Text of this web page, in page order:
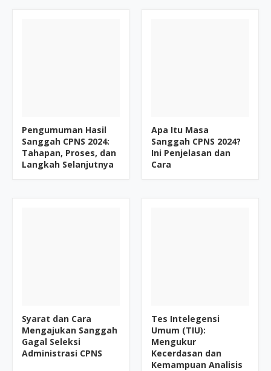
Pengumuman Hasil
Sanggah CPNS 2024:
Tahapan, Proses, dan
Langkah Selanjutnya
Apa Itu Masa
Sanggah CPNS 2024?
Ini Penjelasan dan
Cara
Syarat dan Cara
Mengajukan Sanggah
Gagal Seleksi
Administrasi CPNS
Tes Intelegensi
Umum (TIU):
Mengukur
Kecerdasan dan
Kemampuan Analisis